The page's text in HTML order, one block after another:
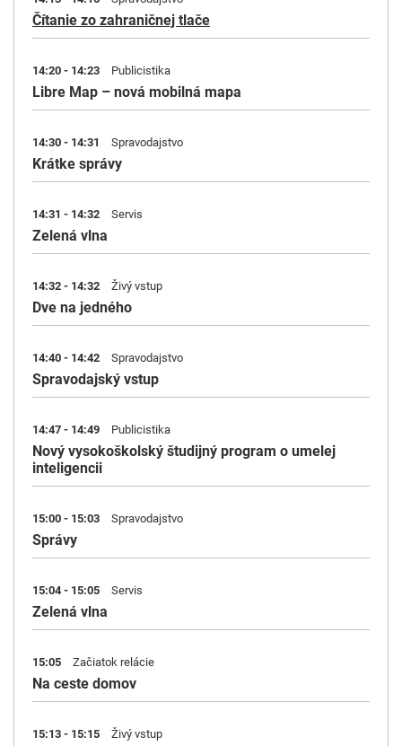
Čítanie zo zahraničnej tlače
14:20 - 14:23 Publicistika
Libre Map – nová mobilná mapa
14:30 - 14:31 Spravodajstvo
Krátke správy
14:31 - 14:32 Servis
Zelená vlna
14:32 - 14:32 Živý vstup
Dve na jedného
14:40 - 14:42 Spravodajstvo
Spravodajský vstup
14:47 - 14:49 Publicistika
Nový vysokoškolský študijný program o umelej
inteligencii
15:00 - 15:03 Spravodajstvo
Správy
15:04 - 15:05 Servis
Zelená vlna
15:05 Začiatok relácie
Na ceste domov
15:13 - 15:15 Živý vstup